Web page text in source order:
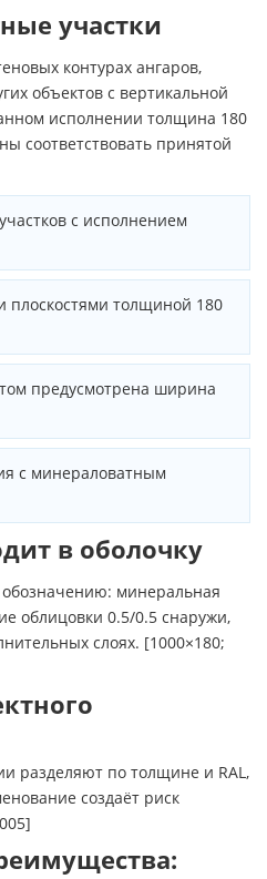
участки
контурах ангаров,
объектов с вертикальной
исполнении толщина 180
соответствовать принятой
с исполнением
толщиной 180
предусмотрена ширина
с минераловатным
в оболочку
обозначению: минеральная
облицовки 0.5/0.5 снаружи,
слоях. [1000×180;
разделяют по толщине и RAL,
создаёт риск